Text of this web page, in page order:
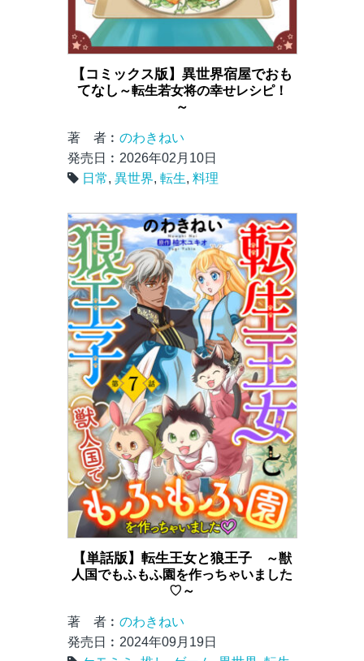
【コミックス版】異世界宿屋でおも
てなし ～転生若女将の幸せレシピ！
～
著 者︰ のわきねい
発売日︰2026年02月10日
日常, 異世界, 転生, 料理
【単話版】転生王女と狼王子
～獣
人国でもふもふ園を作っちゃいました
♡～
著 者︰ のわきねい
発売日︰2024年09月19日